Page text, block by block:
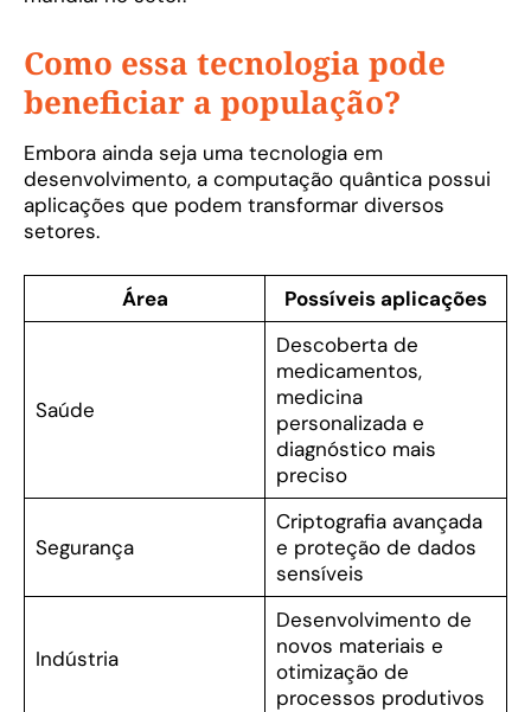
Como essa tecnologia pode
beneficiar a população?
Embora ainda seja uma tecnologia em
desenvolvimento, a computação quântica possui
aplicações que podem transformar diversos
setores.
Área Possíveis aplicações
Saúde
Descoberta de
medicamentos,
medicina
personalizada e
diagnóstico mais
preciso
Segurança
Criptografia avançada
e proteção de dados
sensíveis
Indústria
Desenvolvimento de
novos materiais e
otimização de
processos produtivos